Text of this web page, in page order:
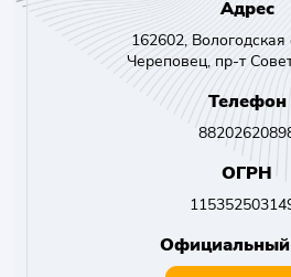
Адрес
162602, Вологодская
Череповец, пр-т
Телефон
ОГРН
Официальный